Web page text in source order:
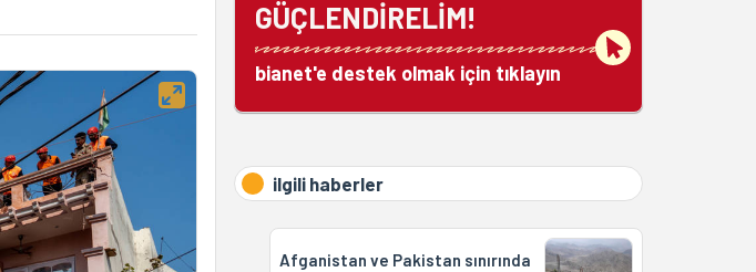
GÜÇLENDİRELİM!
bianet'e destek olmak için tıklayın
ilgili haberler
Afganistan ve Pakistan sınırında